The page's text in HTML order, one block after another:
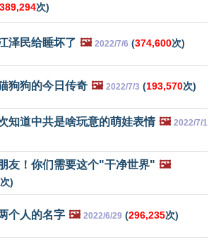
389,294次)
泽民给睡坏了 🖼️ 2022/7/6 (374,600次)
狗狗的今日传奇 🖼️ 2022/7/3 (193,570次)
知道中共是啥玩意的萌娃表情 🖼️ 2022/7/1
友！你们需要这个"干净世界" 🖼️
次)
个人的名字 🖼️ 2022/6/29 (296,235次)